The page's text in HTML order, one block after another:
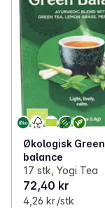
Økologisk Green
balance
17 stk, Yogi Tea
72,40 kr
4,26 kr /stk